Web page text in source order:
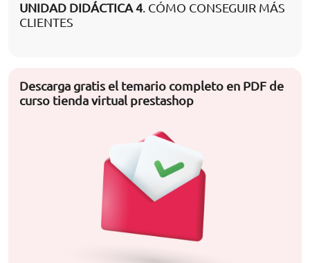
UNIDAD DIDÁCTICA 4. CÓMO CONSEGUIR MÁS
CLIENTES
Descarga gratis el temario completo en PDF de
curso tienda virtual prestashop